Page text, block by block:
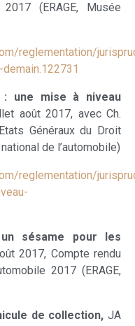
(ERAGE, Musée
reglementation/
une mise à niveau
août 2017, avec Ch.
Généraux du Droit
de l’automobile)
reglementation/
sésame pour les
2017, Compte rendu
2017 (ERAGE,
de collection, JA